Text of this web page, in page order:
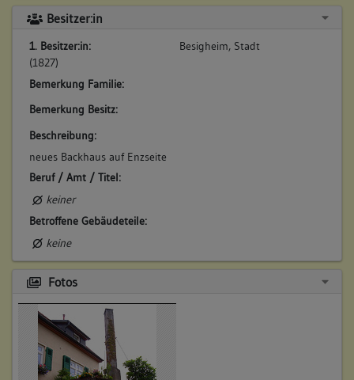
Besitzer:in
1. Besitzer:in:
(1827)
Besigheim, Stadt
Bemerkung Familie:
Bemerkung Besitz:
Beschreibung:
neues Backhaus auf Enzseite
Beruf / Amt / Titel:
keiner
Betroffene Gebäudeteile:
keine
Fotos